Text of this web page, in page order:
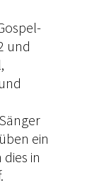
und
ein
in